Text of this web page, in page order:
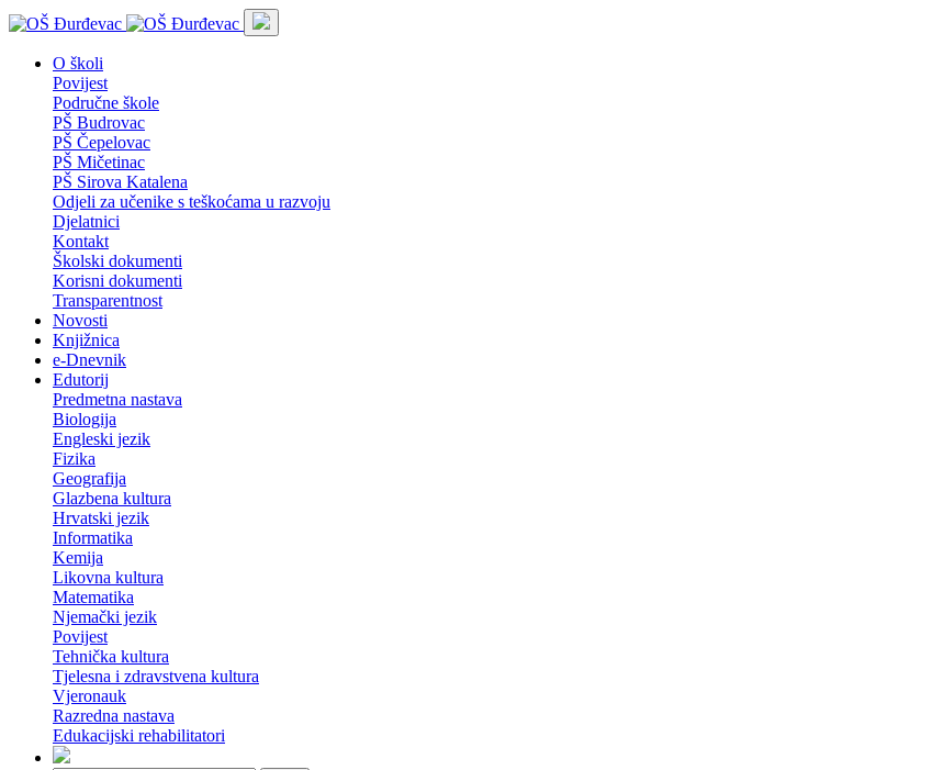
O školi
Povijest
Područne škole
PŠ Budrovac
PŠ Čepelovac
PŠ Mičetinac
PŠ Sirova Katalena
Odjeli za učenike s teškoćama u razvoju
Djelatnici
Kontakt
Školski dokumenti
Korisni dokumenti
Transparentnost
Novosti
Knjižnica
e-Dnevnik
Edutorij
Predmetna nastava
Biologija
Engleski jezik
Fizika
Geografija
Glazbena kultura
Hrvatski jezik
Informatika
Kemija
Likovna kultura
Matematika
Njemački jezik
Povijest
Tehnička kultura
Tjelesna i zdravstvena kultura
Vjeronauk
Razredna nastava
Edukacijski rehabilitatori